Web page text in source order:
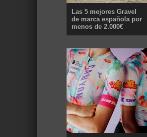
Las 5 mejores Gravel
de marca española por
menos de 2.000€